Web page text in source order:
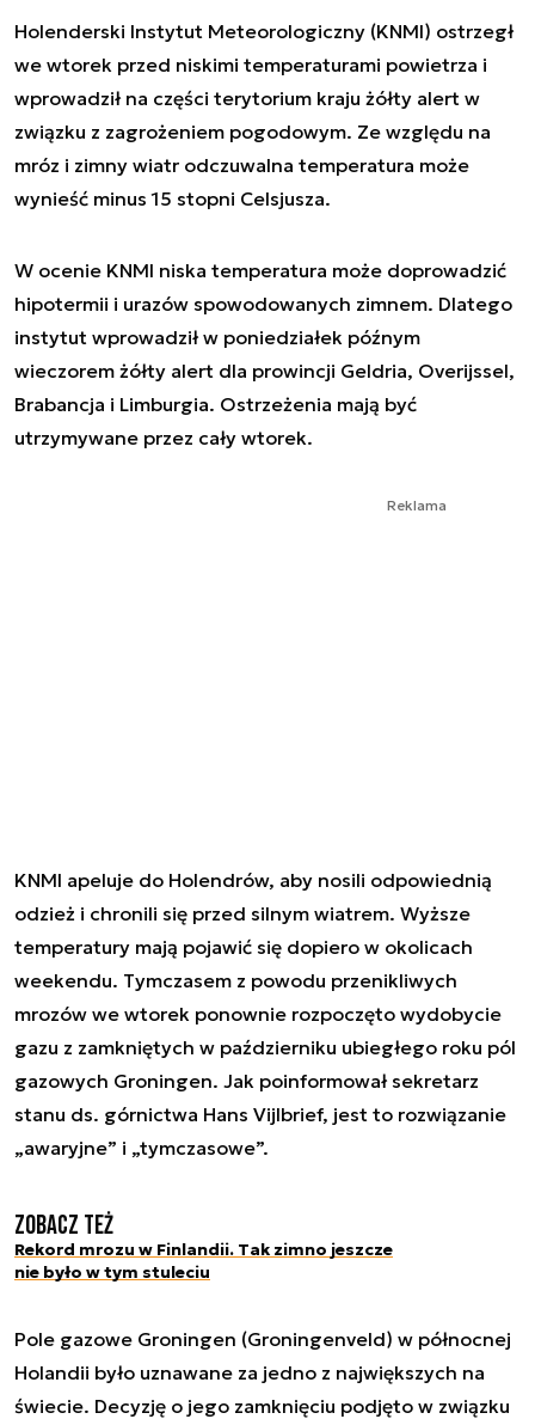
Holenderski Instytut Meteorologiczny (KNMI) ostrzegł
we wtorek przed niskimi temperaturami powietrza i
wprowadził na części terytorium kraju żółty alert w
związku z zagrożeniem pogodowym. Ze względu na
mróz i zimny wiatr odczuwalna temperatura może
wynieść minus 15 stopni Celsjusza.
W ocenie KNMI niska temperatura może doprowadzić
hipotermii i urazów spowodowanych zimnem. Dlatego
instytut wprowadził w poniedziałek późnym
wieczorem żółty alert dla prowincji Geldria, Overijssel,
Brabancja i Limburgia. Ostrzeżenia mają być
utrzymywane przez cały wtorek.
Reklama
KNMI apeluje do Holendrów, aby nosili odpowiednią
odzież i chronili się przed silnym wiatrem. Wyższe
temperatury mają pojawić się dopiero w okolicach
weekendu. Tymczasem z powodu przenikliwych
mrozów we wtorek ponownie rozpoczęto wydobycie
gazu z zamkniętych w październiku ubiegłego roku pól
gazowych Groningen. Jak poinformował sekretarz
stanu ds. górnictwa Hans Vijlbrief, jest to rozwiązanie
„awaryjne” i „tymczasowe”.
Zobacz też
Rekord mrozu w Finlandii. Tak zimno jeszcze
nie było w tym stuleciu
Pole gazowe Groningen (Groningenveld) w północnej
Holandii było uznawane za jedno z największych na
świecie. Decyzję o jego zamknięciu podjęto w związku